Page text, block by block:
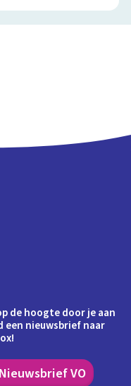
de hoogte door je aan
een nieuwsbrief naar
Nieuwsbrief VO